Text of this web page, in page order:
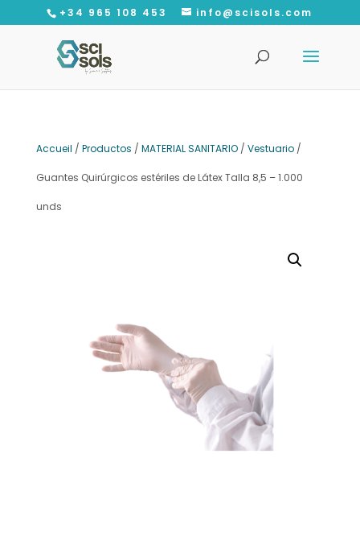
+34 965 108 453 info@scisols.com
Recherche
de
produits
Accueil / Productos / MATERIAL SANITARIO/ Vestuario/
Guantes Quirúrgicos estériles de Látex Talla 8,5 – 1.000
unds